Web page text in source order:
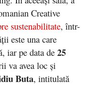
Creative
sustenabilitate, într-
este una care
iar pe data de 25
va avea loc și
Buta, intitulată